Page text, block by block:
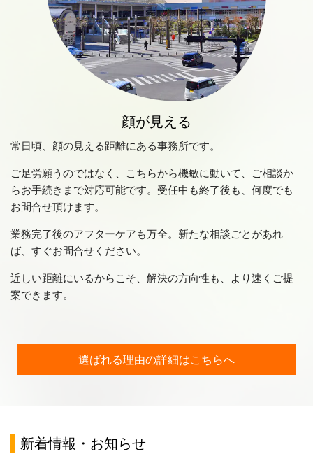
顔が見える
常日頃、顔の見える距離にある事務所です。
ご足労願うのではなく、こちらから機敏に動いて、ご相談か
らお手続きまで対応可能です。受任中も終了後も、何度でも
お問合せ頂けます。
業務完了後のアフターケアも万全。新たな相談ごとがあれ
ば、すぐお問合せください。
近しい距離にいるからこそ、解決の方向性も、より速くご提
案できます。
選ばれる理由の詳細はこちらへ
新着情報・お知らせ